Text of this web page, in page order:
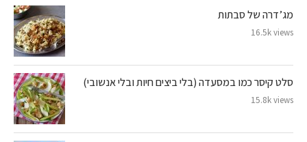
מג’דרה של סבתות
16.5k views
סלט קיסר כמו במסעדה (בלי ביצים חיות ובלי אנשובי)
15.8k views